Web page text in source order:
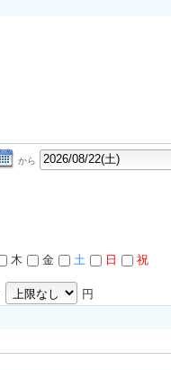
から
木 金 土 日 祝
円